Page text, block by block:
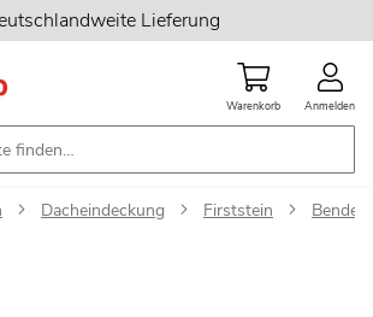
Lieferung
Warenkorb Anmelden
Dacheindeckung Firststein